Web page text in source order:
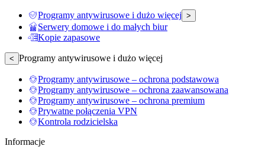
Programy antywirusowe i dużo więcej >
Serwery domowe i do małych biur
Kopie zapasowe
< Programy antywirusowe i dużo więcej
Programy antywirusowe – ochrona podstawowa
Programy antywirusowe – ochrona zaawansowana
Programy antywirusowe – ochrona premium
Prywatne połączenia VPN
Kontrola rodzicielska
Informacje